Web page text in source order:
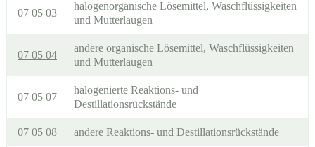
07 05 03
halogenorganische Lösemittel, Waschflüssigkeiten
und Mutterlaugen
07 05 04
andere organische Lösemittel, Waschflüssigkeiten
und Mutterlaugen
07 05 07
halogenierte Reaktions- und
Destillationsrückstände
07 05 08 andere Reaktions- und Destillationsrückstände